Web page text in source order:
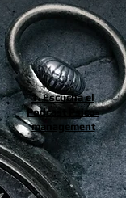
1. Escucha el
Podcast Psico-
management